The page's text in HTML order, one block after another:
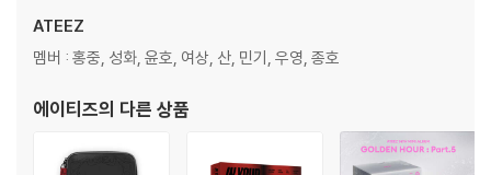
ATEEZ
멤버 : 홍중, 성화, 윤호, 여상, 산, 민기, 우영, 종호
에이티즈의 다른 상품